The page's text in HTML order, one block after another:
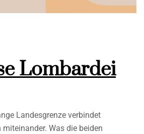
Lombardei
Landesgrenze verbindet
Was die beiden